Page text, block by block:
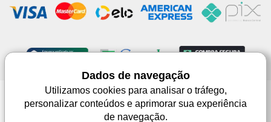
Monjuá | CNPJ 98.102.650/0083-99 | Av. Júlio de Castilhos, 1553 - 02 - Três
Passos | © Todos os direitos reservados
Dados de navegação
Utilizamos cookies para analisar o tráfego,
personalizar conteúdos e aprimorar sua experiência
de navegação.